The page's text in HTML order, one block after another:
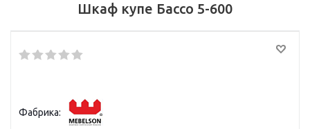
Шкаф купе Бассо 5-600
Фабрика: